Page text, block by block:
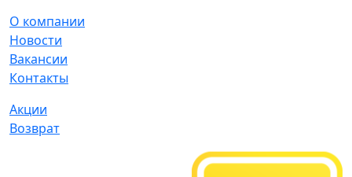
О компании
Новости
Вакансии
Контакты
Акции
Возврат